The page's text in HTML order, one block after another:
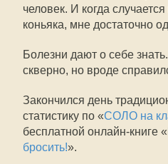
человек. И когда
коньяка, мне достаточно
Болезни дают о себе
скверно, но вроде
Закончился день
статистику по «СОЛО на
бесплатной онлайн-книге «
бросить!».